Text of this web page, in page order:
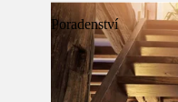
Poradenství